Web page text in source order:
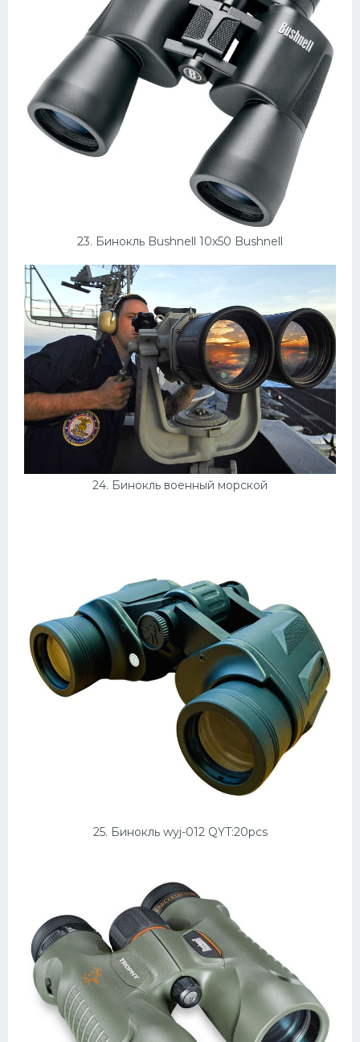
23. Бинокль Bushnell 10х50 Bushnell
24. Бинокль военный морской
25. Бинокль wyj-012 QYT:20pcs